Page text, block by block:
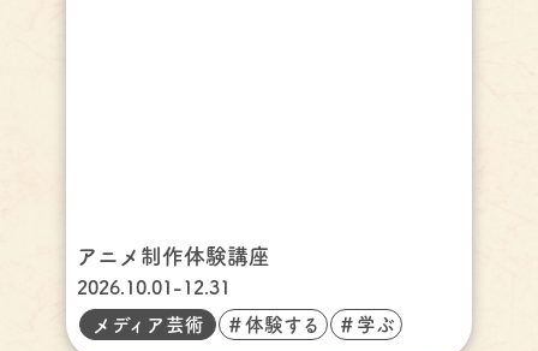
アニメ制作体験講座
2026.10.01-12.31
メディア芸術
＃体験する ＃学ぶ